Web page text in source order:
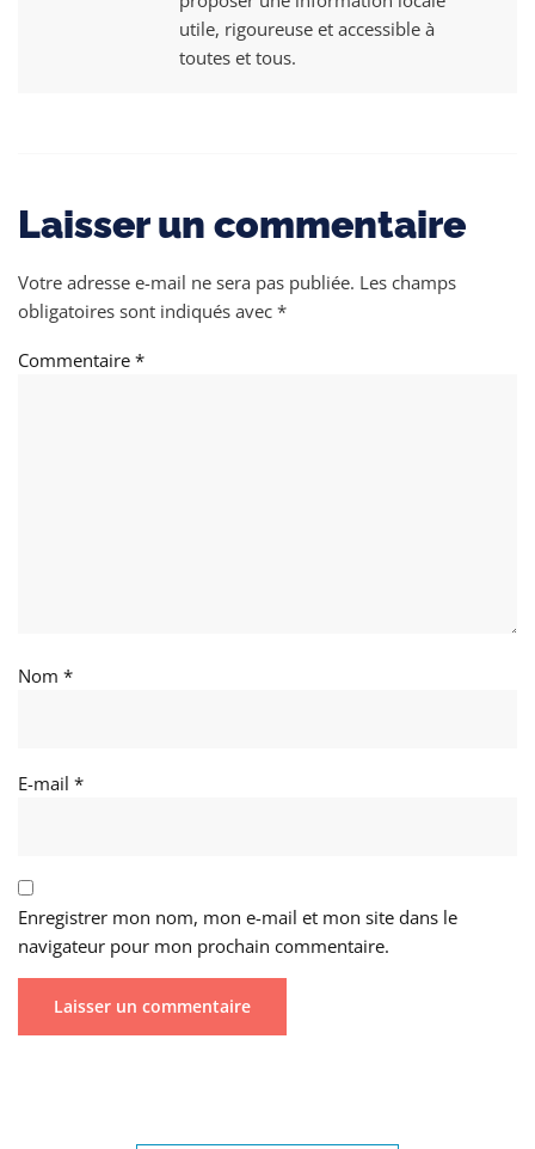
utile, rigoureuse et accessible à
toutes et tous.
Laisser un commentaire
Votre adresse e-mail ne sera pas publiée. Les champs
obligatoires sont indiqués avec *
Commentaire *
Nom *
E-mail *
Enregistrer mon nom, mon e-mail et mon site dans le
navigateur pour mon prochain commentaire.